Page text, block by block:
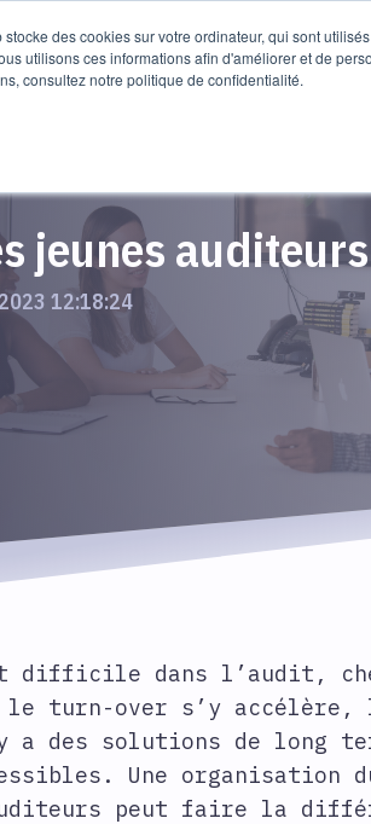
stocke des cookies sur votre ordinateur, qui sont
utilisons ces informations afin d'améliorer et de
consultez notre politique de confidentialité.
Ressources
jeunes
12:18:24
difficile dans l’audit,
le turn-over s’y accélère,
des solutions de long
Une
peut faire la